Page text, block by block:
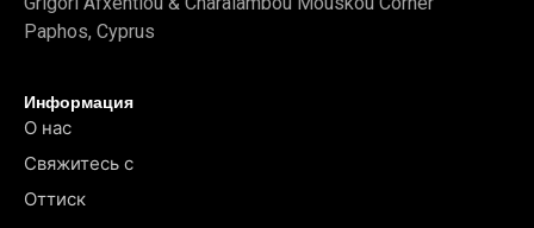
Paphos, Cyprus
Информация
О нас
Свяжитесь с
Оттиск